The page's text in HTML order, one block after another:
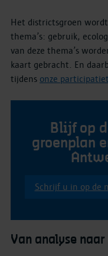
Het districtsgroen
thema’s: gebruik,
van deze thema’s
kaart gebracht. En
tijdens onze
Blijf op
groenplan
Schrijf u in op de
Van analyse